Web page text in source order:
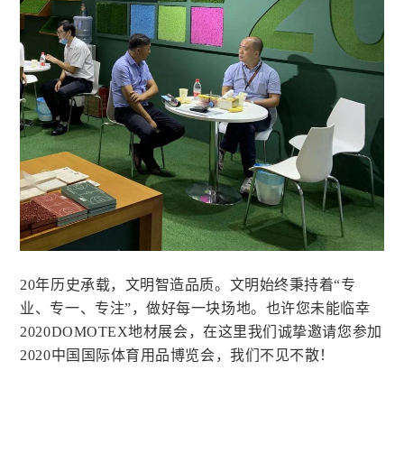
20年历史承载，文明智造品质。文明始终秉持着“专
业、专一、专注”，做好每一块场地。也许您未能临幸
2020DOMOTEX地材展会，在这里我们诚挚邀请您参加
2020中国国际体育用品博览会，我们不见不散！